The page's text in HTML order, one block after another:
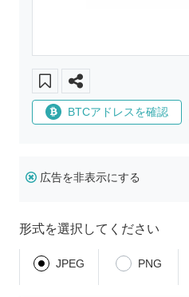
BTCアドレスを確認
広告を非表示にする
形式を選択してください
JPEG PNG